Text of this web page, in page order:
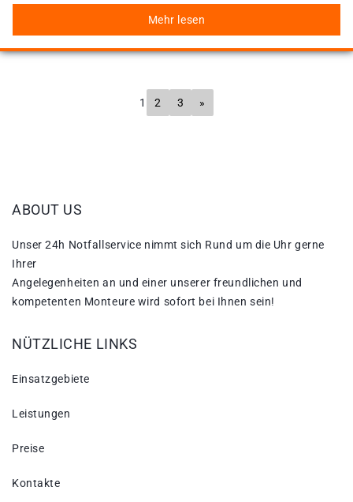
Mehr lesen
1 2 3 »
ABOUT US
Unser 24h Notfallservice nimmt sich Rund um die Uhr gerne
Ihrer
Angelegenheiten an und einer unserer freundlichen und
kompetenten Monteure wird sofort bei Ihnen sein!
NÜTZLICHE LINKS
Einsatzgebiete
Leistungen
Preise
Kontakte